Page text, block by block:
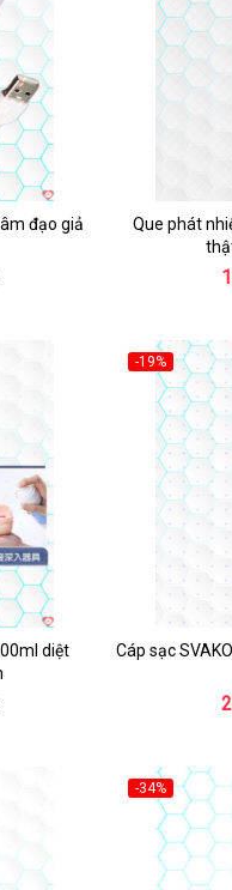
đạo giả
Que phát
diệt
-19%
Cáp sạc
-34%